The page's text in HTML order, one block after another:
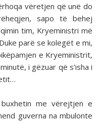
vëretjen që unë do
sapo të behej
tim, Kryeministri më
parë se kolegët e mi,
e Kryeministrit,
i gëzuar që s’isha i
me vërejtjen e
guverna na mbulonte